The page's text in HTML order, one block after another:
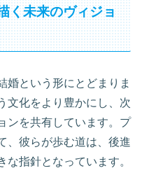
く未来のヴィジョ
婚という形にとどまりま
文化をより豊かにし、次
ンを共有しています。プ
、彼らが歩む道は、後進
指針となっています。